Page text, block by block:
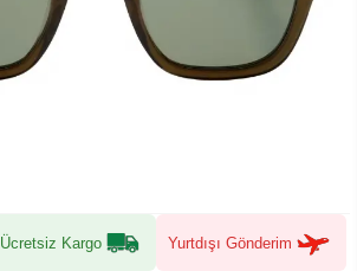
Ücretsiz Kargo Yurtdışı Gönderim